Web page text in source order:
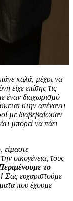
καλά, µέχρι να
είχε επίσης τις
έναν διαχωρισµό
στην απέναντι
µε διαβεβαίωσαν
µπορεί να πάει
οικογένεια, τους
το
Σας ευχαριστούµε
που έχουµε